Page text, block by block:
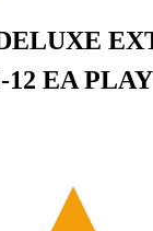
12 EA